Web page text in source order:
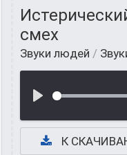
смех
Звуки людей /
К